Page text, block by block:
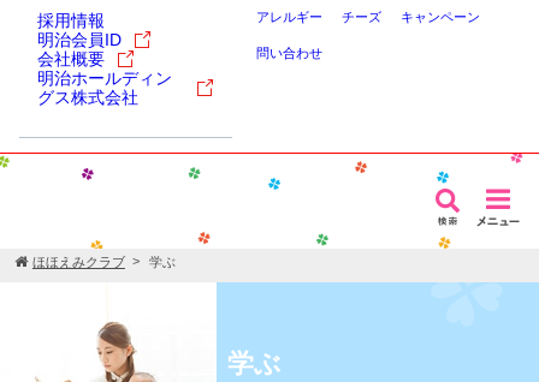
採用情報
明治会員ID
会社概要
明治ホールディン
グス株式会社
アレルギー チーズ キャンペーン
問い合わせ
ほほえみクラブ 学ぶ
学ぶ